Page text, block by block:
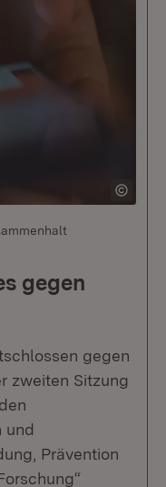
gegen
gegen
zweiten Sitzung
und
Prävention